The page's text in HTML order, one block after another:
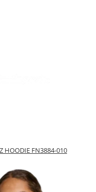
HOODIE FN3884-010